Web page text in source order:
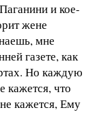
и кое-
жене
мне
газете, как
Но каждую
кажется, что
кажется, Ему